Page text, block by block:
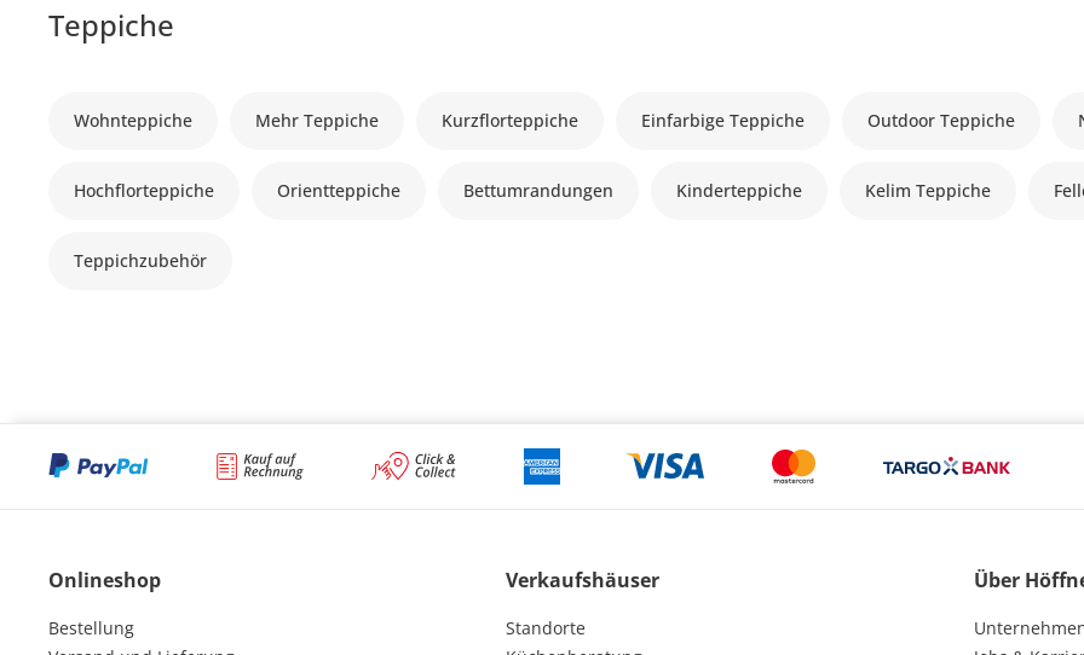
Teppiche
Wohnteppiche Mehr Teppiche Kurzflorteppiche Einfarbige Teppiche Outdoor Teppiche
Hochflorteppiche Orientteppiche Bettumrandungen Kinderteppiche Kelim Teppiche
Teppichzubehör
Onlineshop
Bestellung
Verkaufshäuser
Standorte
Über